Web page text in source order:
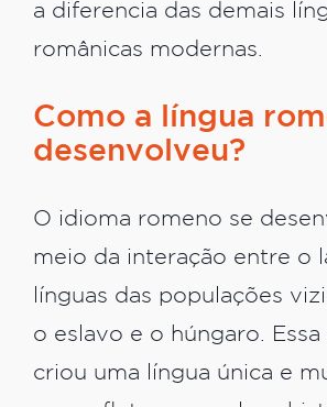
a diferencia das demais
românicas modernas.
Como a língua
desenvolveu?
O idioma romeno se
meio da interação entre o
línguas das populações
o eslavo e o húngaro.
criou uma língua única e